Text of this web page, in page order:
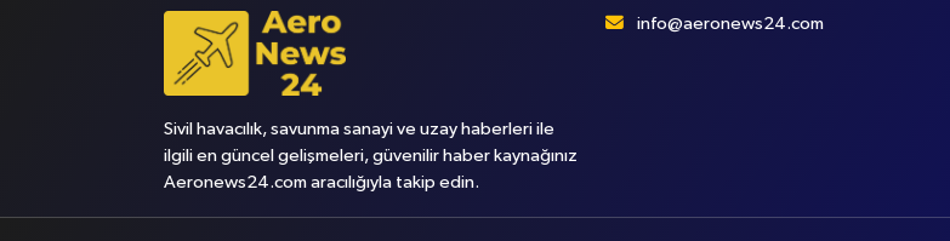
Sivil havacılık, savunma sanayi ve uzay haberleri ile
ilgili en güncel gelişmeleri, güvenilir haber kaynağınız
Aeronews24.com aracılığıyla takip edin.
info@aeronews24.com